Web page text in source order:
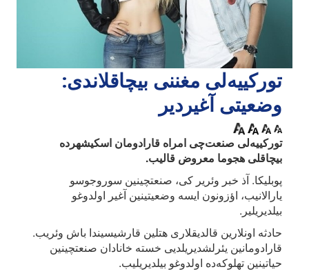
تورکییه‌لی مغننی بیچاقلاندی:
وضعیتی آغیردیر
تورکییه‌لی صنعت‌چی امراه قارادومان اسکیشهرده
بیچاقلی هجوما معروض قالیب.
پوبلیکا. آذ خبر وئریر کی، صنعتچینین سوروجوسو
یارالانیب، اؤزونون ایسه وضعیتینین آغیر اولدوغو
بیلدیریلیر.
حادثه اونلارین قالدیقلاری هتلین قارشیسیندا باش وئریب.
قارادومانین یئرلشدیریلدیی خسته خانادان صنعتچینین
حیاتینین تهلوکه‌ده اولدوغو بیلدیریلیب.